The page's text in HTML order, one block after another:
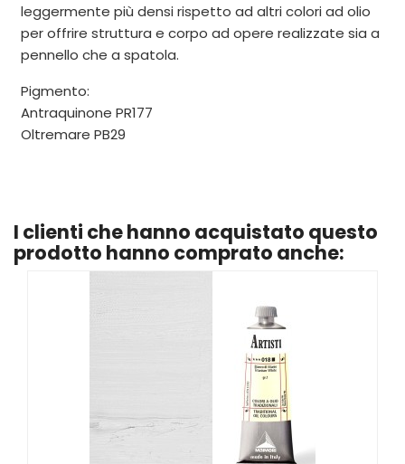
leggermente più densi rispetto ad altri colori ad olio
per offrire struttura e corpo ad opere realizzate sia a
pennello che a spatola.
Pigmento:
Antraquinone PR177
Oltremare PB29
I clienti che hanno acquistato questo
prodotto hanno comprato anche: